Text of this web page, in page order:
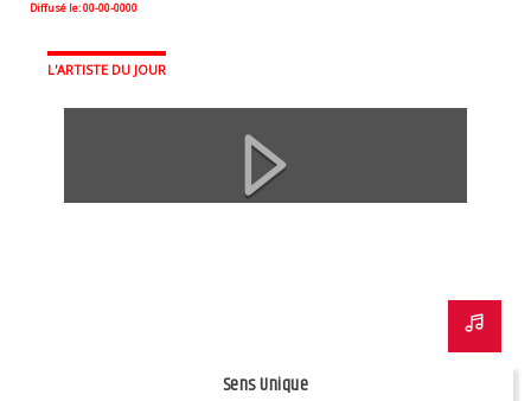
Diffusé le: 00-00-0000
L'ARTISTE DU JOUR
Sens Unique